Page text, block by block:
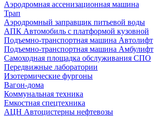
Аэродромная ассенизационная машина
Трап
Аэродромный заправщик питьевой воды
АПК Автомобиль с платформой кузовной
Подъемно-транспортная машина Автолифт
Подъемно-транспортная машина Амбулифт
Самоходная площадка обслуживания СПО
Передвижные лаборатории
Изотермические фургоны
Вагон-дома
Коммунальная техника
Емкостная спецтехника
АЦН Автоцистерны нефтевозы